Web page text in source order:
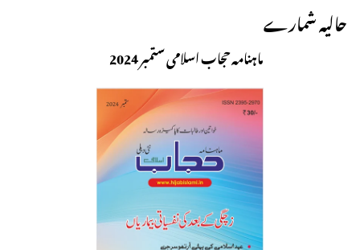
حالیہ شمارے
ماہنامہ حجاب اسلامی ستمبر 2024